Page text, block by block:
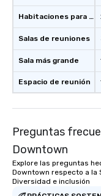
Habitaciones para huéspedes
Salas de reuniones
Sala más grande
Espacio de reunión
Preguntas
Downtown
Explore las preguntas
Downtown respecto a la
Diversidad e inclusión